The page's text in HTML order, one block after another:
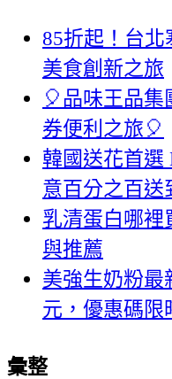
85折起！台
美食創新之旅
🎈品味王品
券便利之旅🎈
韓國送花首選
意百分之百送
乳清蛋白哪裡
與推薦
美強生奶粉最
元，優惠碼限
彙整